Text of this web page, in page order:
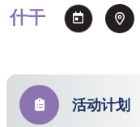
什干
活动计划